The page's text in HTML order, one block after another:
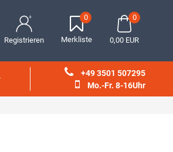
Registrieren
0
Merkliste
0
0,00 EUR
+49 3501 507295
Mo.-Fr. 8-16Uhr